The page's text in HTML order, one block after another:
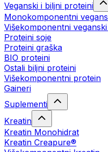
Veganski i biljni proteini
Monokomponentni
Višekomponentni
Proteini soje
Proteini graška
BIO proteini
Ostali biljni proteini
Višekomponentni protein
Gaineri
Suplementi
Kreatin
Kreatin Monohidrat
Kreatin Creapure®